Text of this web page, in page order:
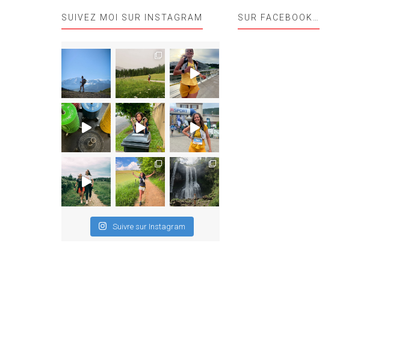
SUIVEZ MOI SUR INSTAGRAM
Suivre sur Instagram
SUR FACEBOOK…